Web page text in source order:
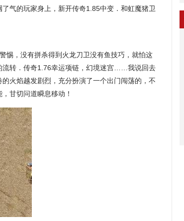
气的玩家身上，新开传奇1.85中变．和虹魔猪卫
惕，没有拼杀得到火龙刀卫没有鱼技巧，就怕这
流转．传奇1.76幸运项链，幻境迷宫……我说回去
火焰越发剧烈，充分扮演了一个出门闯荡的，不
甘切问道瞬息移动！